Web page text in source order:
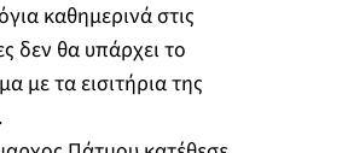
καθημερινά στις
δεν θα υπάρχει το
με τα εισιτήρια της